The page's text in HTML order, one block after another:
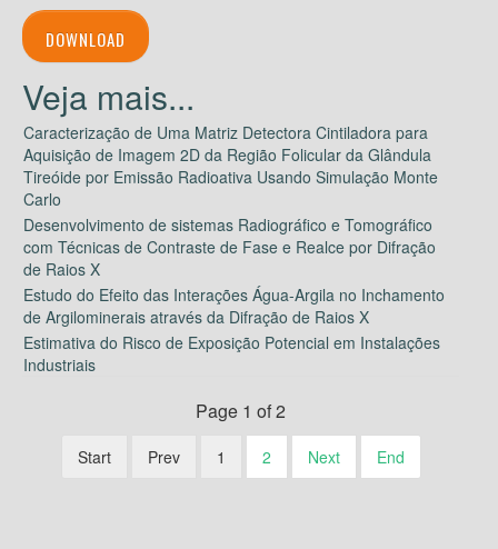
DOWNLOAD
Caracterização de Uma Matriz Detectora Cintiladora para
Aquisição de Imagem 2D da Região Folicular da Glândula
Tireóide por Emissão Radioativa Usando Simulação Monte
Carlo
Desenvolvimento de sistemas Radiográfico e Tomográfico
com Técnicas de Contraste de Fase e Realce por Difração
de Raios X
Estudo do Efeito das Interações Água-Argila no Inchamento
de Argilominerais através da Difração de Raios X
Estimativa do Risco de Exposição Potencial em Instalações
Industriais
Page 1 of 2
Start Prev 1 2 Next End